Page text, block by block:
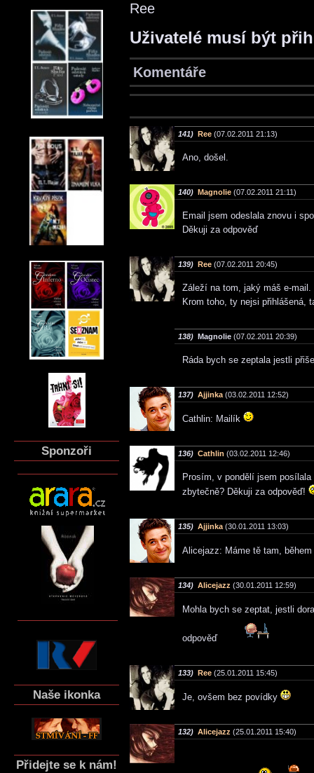
Sponzoři
Naše ikonka
Přidejte se k nám!
Ree
Uživatelé musí být
Komentáře
141) Ree (07.02.2011 21:13)
Ano, došel.
140) Magnolie (07.02.2011 21:11)
Email jsem odeslala znovu i
Děkuji za odpověď
139) Ree (07.02.2011 20:45)
Záleží na tom, jaký máš e-
Krom toho, ty nejsi přihlášená,
138) Magnolie (07.02.2011 20:39)
Ráda bych se zeptala jestli
137) Ajjinka (03.02.2011 12:52)
Cathlin: Mailík
136) Cathlin (03.02.2011 12:46)
Prosím, v pondělí jsem
zbytečně? Děkuji za odpověď!
135) Ajjinka (30.01.2011 13:03)
Alicejazz: Máme tě tam,
134) Alicejazz (30.01.2011 12:59)
Mohla bych se zeptat, jestli
odpověď
133) Ree (25.01.2011 15:45)
Je, ovšem bez povídky
132) Alicejazz (25.01.2011 15:40)